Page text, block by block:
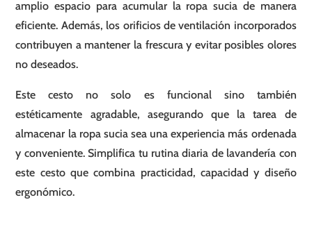
amplio espacio para acumular la ropa sucia de manera
eficiente. Además, los orificios de ventilación incorporados
contribuyen a mantener la frescura y evitar posibles olores
no deseados.
Este cesto no solo es funcional sino también
estéticamente agradable, asegurando que la tarea de
almacenar la ropa sucia sea una experiencia más ordenada
y conveniente. Simplifica tu rutina diaria de lavandería con
este cesto que combina practicidad, capacidad y diseño
ergonómico.